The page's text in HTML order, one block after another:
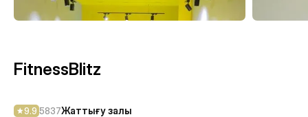
FitnessBlitz
9.9 5837Жаттығу залы